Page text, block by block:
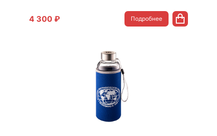
4 300 ₽ Подробнее